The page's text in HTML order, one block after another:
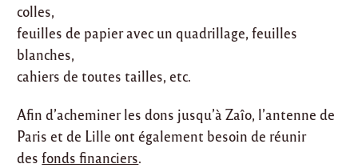
colles,
feuilles de papier avec un quadrillage, feuilles
blanches,
cahiers de toutes tailles, etc.
Afin d’acheminer les dons jusqu’à Zaîo, l’antenne de
Paris et de Lille ont également besoin de réunir
desfonds financiers.